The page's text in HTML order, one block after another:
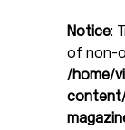
Notice:
of non-
/home/